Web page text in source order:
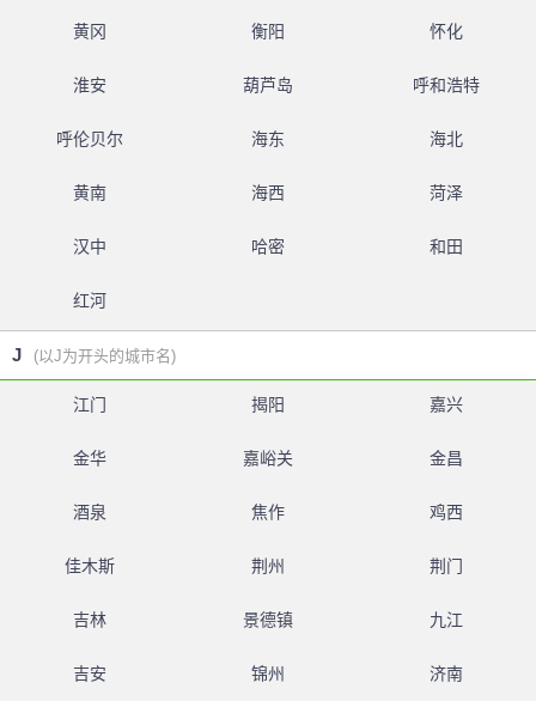
黄冈 衡阳 怀化
淮安 葫芦岛 呼和浩特
呼伦贝尔 海东 海北
黄南 海西 菏泽
汉中 哈密 和田
红河
J (以J为开头的城市名)
江门 揭阳 嘉兴
金华 嘉峪关 金昌
酒泉 焦作 鸡西
佳木斯 荆州 荆门
吉林 景德镇 九江
吉安 锦州 济南